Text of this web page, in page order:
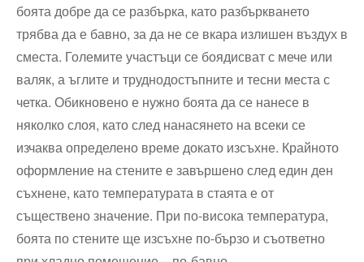
боята добре да се разбърка, като разбъркването
трябва да е бавно, за да не се вкара излишен въздух в
сместа. Големите участъци се боядисват с мече или
валяк, а ъглите и труднодостъпните и тесни места с
четка. Обикновено е нужно боята да се нанесе в
няколко слоя, като след нанасянето на всеки се
изчаква определено време докато изсъхне. Крайното
оформление на стените е завършено след един ден
съхнене, като температурата в стаята е от
съществено значение. При по-висока температура,
боята по стените ще изсъхне по-бързо и съответно